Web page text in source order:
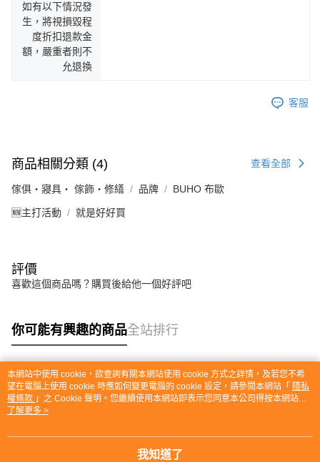
如有以下情況發
生，將視損毀程
度折扣退款金
額，嚴重者則不
允退換
客服
商品相關分類 (4) 查看全部
傢俱・寢具・ 傢飾・修繕 品牌 BUHO 布歐
🆕主打活動 就是好好買
評價
喜歡這個商品嗎？購買後給他一個好評吧
你可能有興趣的商品全站排行
熱門標籤
本網站中使用 cookie，欲查詢有關本網站使用 cookie 方式之詳情，及若您不希
望在電腦上使用 cookie 時應如何變更電腦的 cookie 設定，請參閱本網站「 隱私
權條款 」之 Cookie 聲明。您繼續使用本網站即表示您同意本公司得按本網站使
用條款之 Cookie 聲明使用 cookie。
了解更多 >
我知道了